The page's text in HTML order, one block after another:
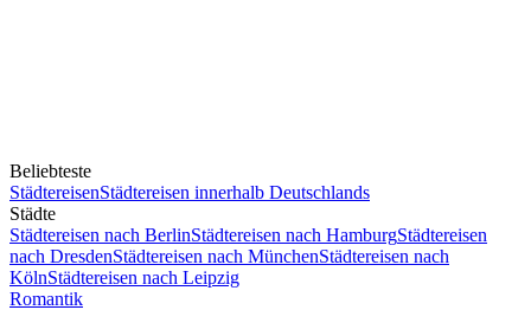
Beliebteste
StädtereisenStädtereisen innerhalb Deutschlands
Städte
Städtereisen nach BerlinStädtereisen nach HamburgStädtereisen
nach DresdenStädtereisen nach MünchenStädtereisen nach
KölnStädtereisen nach Leipzig
Romantik